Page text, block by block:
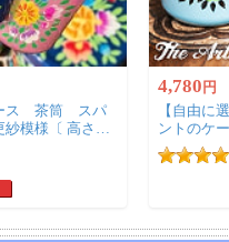
ース 茶筒 スパ
模様〔 高さ：
4,780 円
【自由に
ントのケ
イストな